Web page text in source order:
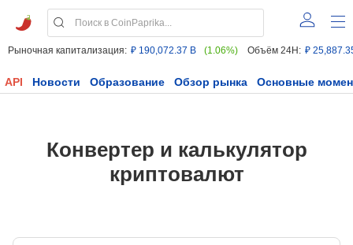
Рыночная капитализация: ₽ 190,072.37 B (1.06%) Объём 24H: ₽
API Новости Образование Обзор рынка Основные
Конвертер и калькулятор
криптовалют